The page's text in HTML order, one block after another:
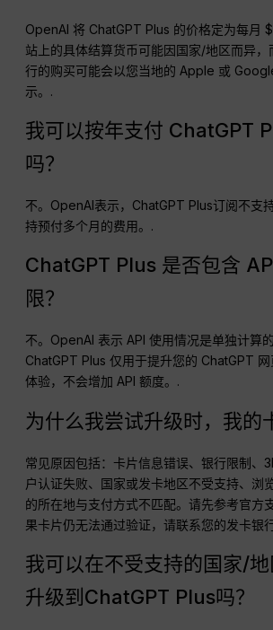
OpenAI 将 ChatGPT Plus 的价格定为每月
站上的具体结算货币可能因国家/地区而异，
行的购买可能会以您当地的 Apple 或
示。.
我可以按年支付 ChatGPT
吗？
不。OpenAI表示，ChatGPT Plus订阅不支
持预付多个月的费用。.
ChatGPT Plus 是否包含
限？
不。OpenAI 表示 API 使用情况是单独计算
ChatGPT Plus 仅用于提升您的 ChatGPT
体验，不会增加 API 额度。.
为什么我尝试升级时，我的
常见原因包括：卡片信息错误、银行限制、
户认证失败、国家或发卡地区不受支持、浏
的所在地与支付方式不匹配。请先参考官方
果卡片仍无法通过验证，请联系您的发卡银
我可以在不受支持的国家/
升级到ChatGPT Plus吗？